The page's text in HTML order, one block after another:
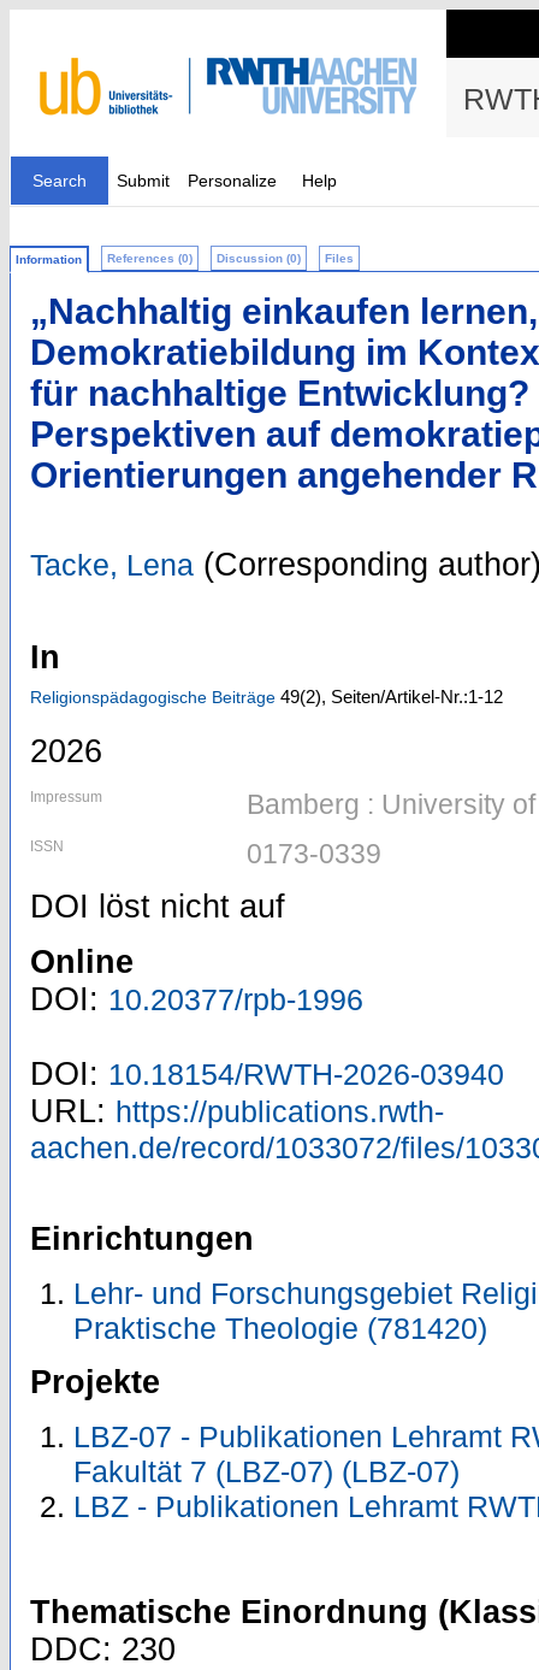
Search Submit Personalize Help
Information References (0) Discussion (0) Files
„Nachhaltig einkaufen
Demokratiebildung im
für nachhaltige
Perspektiven auf
Orientierungen angehender
Tacke, Lena (Corresponding
In
Religionspädagogische Beiträge 49(2), Seiten/Artikel-Nr.:1-12
2026
Impressum Bamberg : University
ISSN 0173-0339
DOI löst nicht auf
Online
DOI: 10.20377/rpb-1996
DOI: 10.18154/RWTH-2026-03940
URL: https://publications.rwth-
aachen.de/record/1033072/files/
Einrichtungen
Lehr- und Forschungsgebiet
Praktische Theologie (781420)
Projekte
LBZ-07 - Publikationen Lehramt
Fakultät 7 (LBZ-07) (LBZ-07)
LBZ - Publikationen Lehramt
Thematische Einordnung
DDC: 230